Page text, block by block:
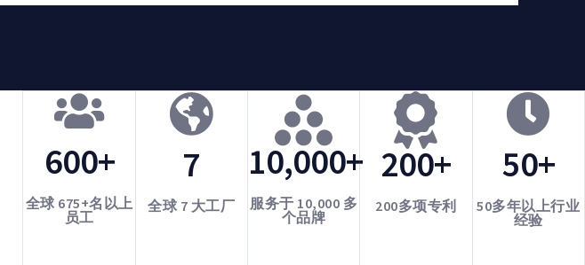
600+
全球 675+名以上
员工
7
全球 7 大工厂
10,000+
服务于 10,000 多
个品牌
200+
200多项专利
50+
50多年以上行业
经验